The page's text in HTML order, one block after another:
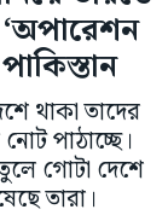
‘অপারেশন
থাকা তাদের
পাঠাচ্ছে।
গোটা দেশে
তারা।